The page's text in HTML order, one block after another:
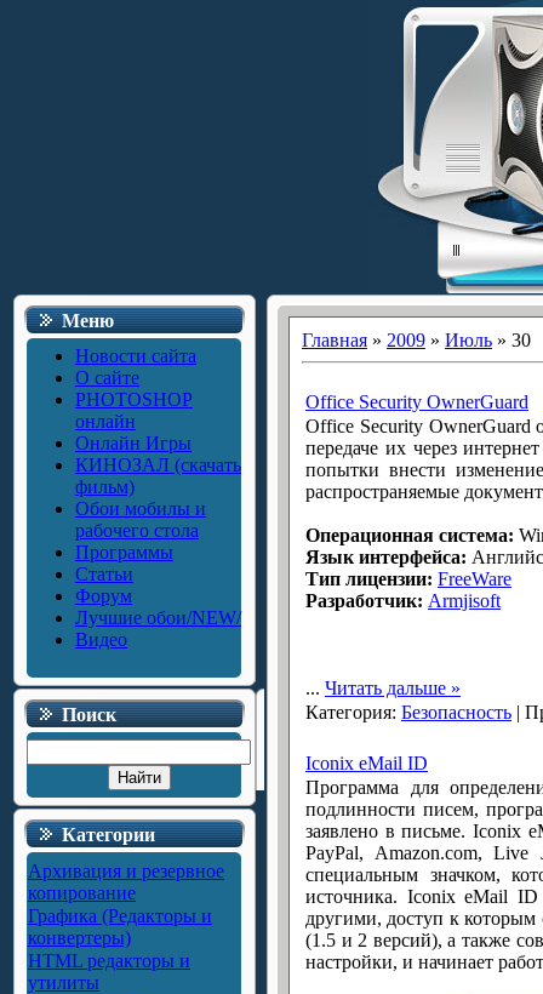
Меню
Новости сайта
О сайте
PHOTOSHOP
онлайн
Онлайн Игры
КИНОЗАЛ (скачать
фильм)
Обои мобилы и
рабочего стола
Программы
Статьи
Форум
Лучшие обои/NEW/
Видео
Поиск
Категории
Архивация и резервное
копирование
Графика (Редакторы и
конвертеры)
HTML редакторы и
утилиты
Главная » 2009 » Июль » 30
Office Security OwnerGuard
Office Security OwnerGuard
передаче их через
попытки внести
распространяемые
Операционная система:
Язык интерфейса:
Тип лицензии: FreeWare
Разработчик: Armjisoft
... Читать дальше »
Категория: Безопасность |
Iconix eMail ID
Программа для
подлинности писем,
заявлено в письме. Iconix
PayPal, Amazon.com, Live
специальным значком,
источника. Iconix eMail
другими, доступ к
(1.5 и 2 версий), а также
настройки, и начинает